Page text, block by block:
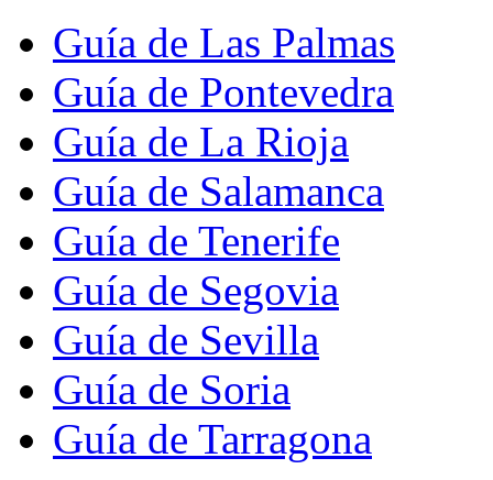
Guía de Las Palmas
Guía de Pontevedra
Guía de La Rioja
Guía de Salamanca
Guía de Tenerife
Guía de Segovia
Guía de Sevilla
Guía de Soria
Guía de Tarragona